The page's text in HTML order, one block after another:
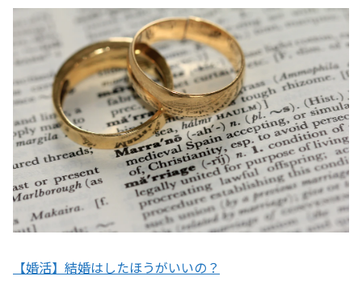
【婚活】結婚はしたほうがいいの？